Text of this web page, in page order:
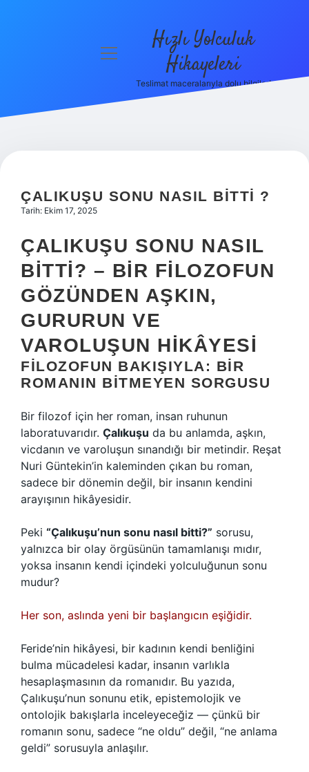
Hakkımızda
menüyü
Hızlı Yolculuk
Hikayeleri
Teslimat maceralarıyla dolu bilgiler!
ÇALIKUŞU SONU NASIL BITTI ?
Tarih: Ekim 17, 2025
ÇALIKUŞU SONU NASIL
BITTI? – BIR FILOZOFUN
GÖZÜNDEN AŞKIN,
GURURUN VE
VAROLUŞUN HIKÂYESI
FILOZOFUN BAKIŞIYLA: BIR
ROMANIN BITMEYEN SORGUSU
Bir filozof için her roman, insan ruhunun
laboratuvarıdır. Çalıkuşu da bu anlamda, aşkın,
vicdanın ve varoluşun sınandığı bir metindir. Reşat
Nuri Güntekin’in kaleminden çıkan bu roman,
sadece bir dönemin değil, bir insanın kendini
arayışının hikâyesidir.
Peki “Çalıkuşu’nun sonu nasıl bitti?” sorusu,
yalnızca bir olay örgüsünün tamamlanışı mıdır,
yoksa insanın kendi içindeki yolculuğunun sonu
mudur?
Her son, aslında yeni bir başlangıcın eşiğidir.
Feride’nin hikâyesi, bir kadının kendi benliğini
bulma mücadelesi kadar, insanın varlıkla
hesaplaşmasının da romanıdır. Bu yazıda,
Çalıkuşu’nun sonunu etik, epistemolojik ve
ontolojik bakışlarla inceleyeceğiz — çünkü bir
romanın sonu, sadece “ne oldu” değil, “ne anlama
geldi” sorusuyla anlaşılır.